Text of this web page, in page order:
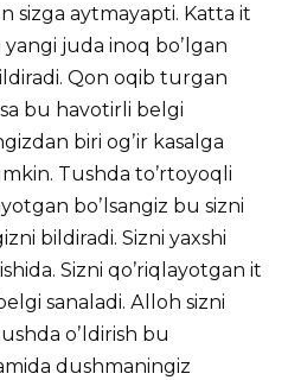
sizga aytmayapti. Katta it
juda inoq boʼlgan
Qon oqib turgan
bu havotirli belgi
biri ogʼir kasalga
Tushda toʼrtoyoqli
boʼlsangiz bu sizni
bildiradi. Sizni yaxshi
Sizni qoʼriqlayotgan it
sanaladi. Аlloh sizni
oʼldirish bu
dushmaningiz